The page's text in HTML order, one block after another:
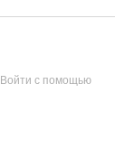
Войти с помощью